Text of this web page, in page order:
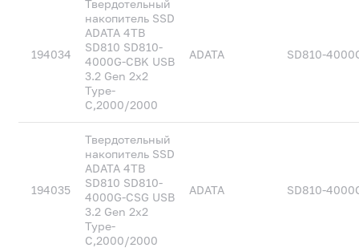
194034
Твердотельный
накопитель SSD
ADATA 4TB
SD810 SD810-
4000G-CBK USB
3.2 Gen 2x2
Type-
C,2000/2000
ADATA SD810-
194035
Твердотельный
накопитель SSD
ADATA 4TB
SD810 SD810-
4000G-CSG USB
3.2 Gen 2x2
Type-
C,2000/2000
ADATA SD810-